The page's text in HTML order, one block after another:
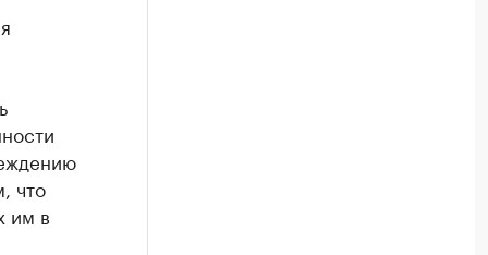
что
им в